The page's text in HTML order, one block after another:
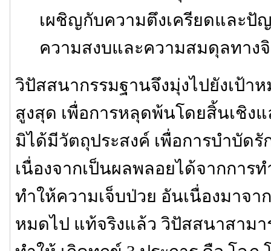
เผชิญกับความตึงเครียดและปั
ความสงบและความสมดุลทาง
วิปัสสนากรรมฐานจึงมุ่งไปยังเป้า
สูงสุด เพื่อการหลุดพ้นโดยสิ้นเชิงแ
มิได้มีวัตถุประสงค์ เพื่อการบำบัด
เนื่องจากเป็นผลพลอยได้จากการ
ทำให้ความเจ็บป่วย อันเนื่องมาจา
หมดไป แท้จริงแล้ว วิปัสสนาสาม